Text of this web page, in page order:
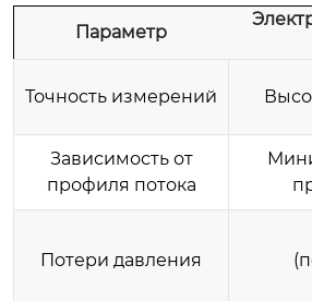
Параметр
Точность измерений
Зависимость от
профиля потока
Потери давления